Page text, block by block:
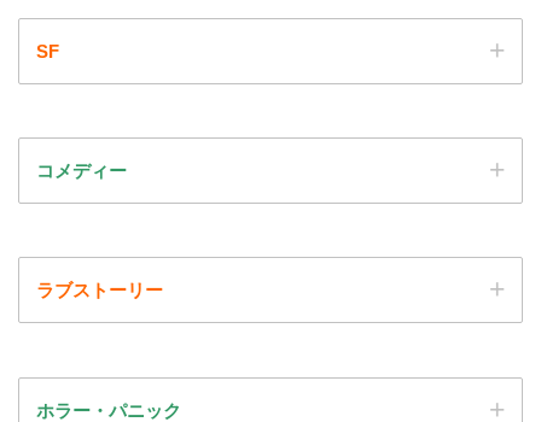
SF
コメディー
ラブストーリー
ホラー・パニック